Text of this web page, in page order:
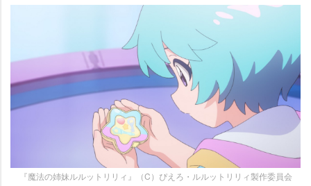
『魔法の姉妹ルルットリリィ』（C）ぴえろ・ルルットリリィ製作委員会